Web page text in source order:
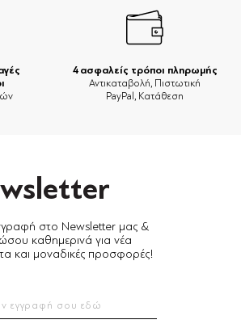
4 ασφαλείς τρόποι πληρωμής
Αντικαταβολή, Πιστωτική
PayPal, Κατάθεση
στο Newsletter μας &
καθημερινά για νέα
και μοναδικές προσφορές!